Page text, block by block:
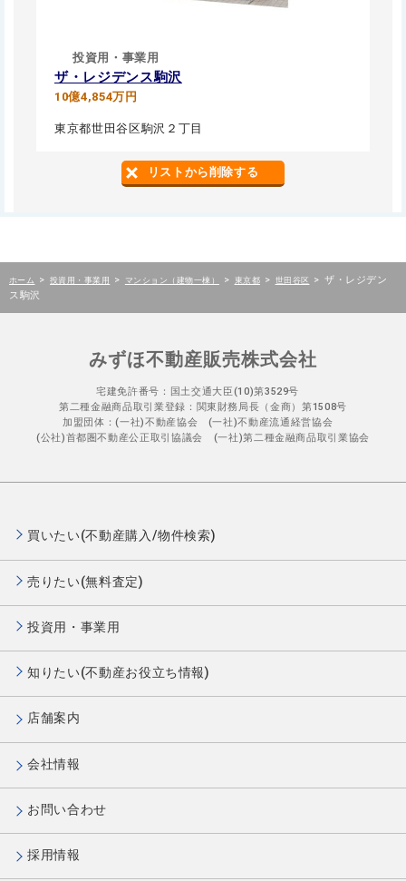
投資用・事業用
ザ・レジデンス駒沢
10億4,854万円
東京都世田谷区駒沢２丁目
リストから削除する
ホーム > 投資用・事業用 > マンション（建物一棟） > 東京都 > 世田谷区 > ザ・レジデン
ス駒沢
みずほ不動産販売株式会社
宅建免許番号：国土交通大臣(10)第3529号
第二種金融商品取引業登録：関東財務局長（金商）第1508号
加盟団体：(一社)不動産協会 (一社)不動産流通経営協会
(公社)首都圏不動産公正取引協議会 (一社)第二種金融商品取引業協会
買いたい(不動産購入/物件検索)
売りたい(無料査定)
投資用・事業用
知りたい(不動産お役立ち情報)
店舗案内
会社情報
お問い合わせ
採用情報